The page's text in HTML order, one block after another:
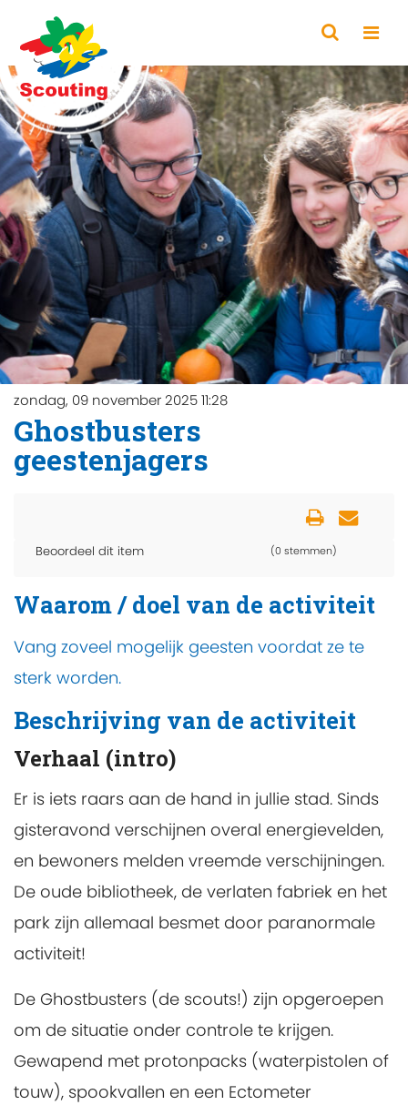
zondag, 09 november 2025 11:28
Ghostbusters
geestenjagers
Beoordeel dit item (0 stemmen)
Waarom / doel van de activiteit
Vang zoveel mogelijk geesten voordat ze te
sterk worden.
Beschrijving van de activiteit
Verhaal (intro)
Er is iets raars aan de hand in jullie stad. Sinds
gisteravond verschijnen overal energievelden,
en bewoners melden vreemde verschijningen.
De oude bibliotheek, de verlaten fabriek en het
park zijn allemaal besmet door paranormale
activiteit!
De Ghostbusters (de scouts!) zijn opgeroepen
om de situatie onder controle te krijgen.
Gewapend met protonpacks (waterpistolen of
touw), spookvallen en een Ectometer